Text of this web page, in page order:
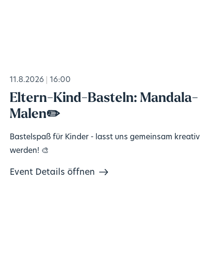
11.8.2026 16:00
Eltern-Kind-Basteln: Mandala-
Malen✏️
Bastelspaß für Kinder - lasst uns gemeinsam kreativ
werden! 🎨
Event Details öffnen